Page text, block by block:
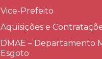
Vice-Prefeito
Aquisições e
DMAE – Departamento
Esgoto